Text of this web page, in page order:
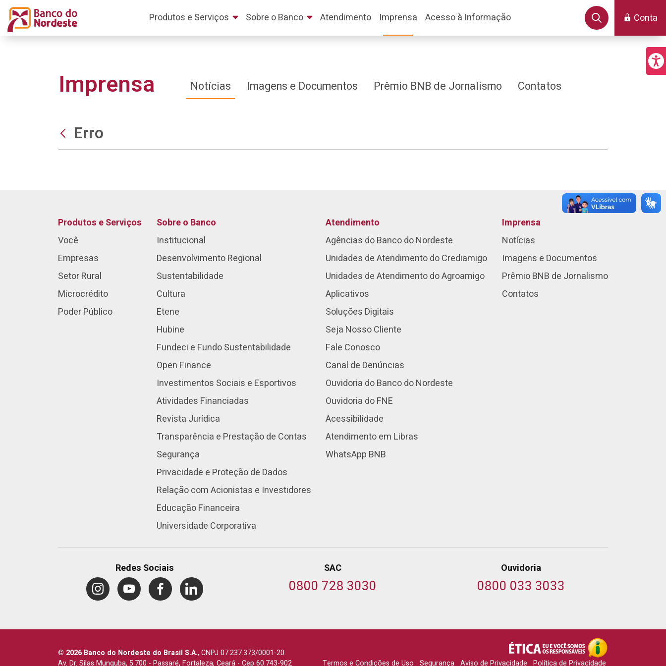
Conta
Produtos e Serviços Sobre o Banco Atendimento Imprensa Acesso à Informação
Imprensa Notícias Imagens e Documentos Prêmio BNB de Jornalismo Contatos
Erro
Produtos e Serviços
Você
Empresas
Setor Rural
Microcrédito
Poder Público
Sobre o Banco
Institucional
Desenvolvimento Regional
Sustentabilidade
Cultura
Etene
Hubine
Fundeci e Fundo Sustentabilidade
Open Finance
Investimentos Sociais e Esportivos
Atividades Financiadas
Revista Jurídica
Transparência e Prestação de Contas
Segurança
Privacidade e Proteção de Dados
Relação com Acionistas e Investidores
Educação Financeira
Universidade Corporativa
Atendimento
Agências do Banco do Nordeste
Unidades de Atendimento do Crediamigo
Unidades de Atendimento do Agroamigo
Aplicativos
Soluções Digitais
Seja Nosso Cliente
Fale Conosco
Canal de Denúncias
Ouvidoria do Banco do Nordeste
Ouvidoria do FNE
Acessibilidade
Atendimento em Libras
WhatsApp BNB
Imprensa
Notícias
Imagens e Documentos
Prêmio BNB de Jornalismo
Contatos
Redes Sociais SAC
0800 728 3030
Ouvidoria
0800 033 3033
© 2026 Banco do Nordeste do Brasil S.A., CNPJ 07.237.373/0001-20.
Av. Dr. Silas Munguba, 5.700 - Passaré, Fortaleza, Ceará - Cep 60.743-902 Termos e Condições de Uso Segurança Aviso de Privacidade Política de Privacidade